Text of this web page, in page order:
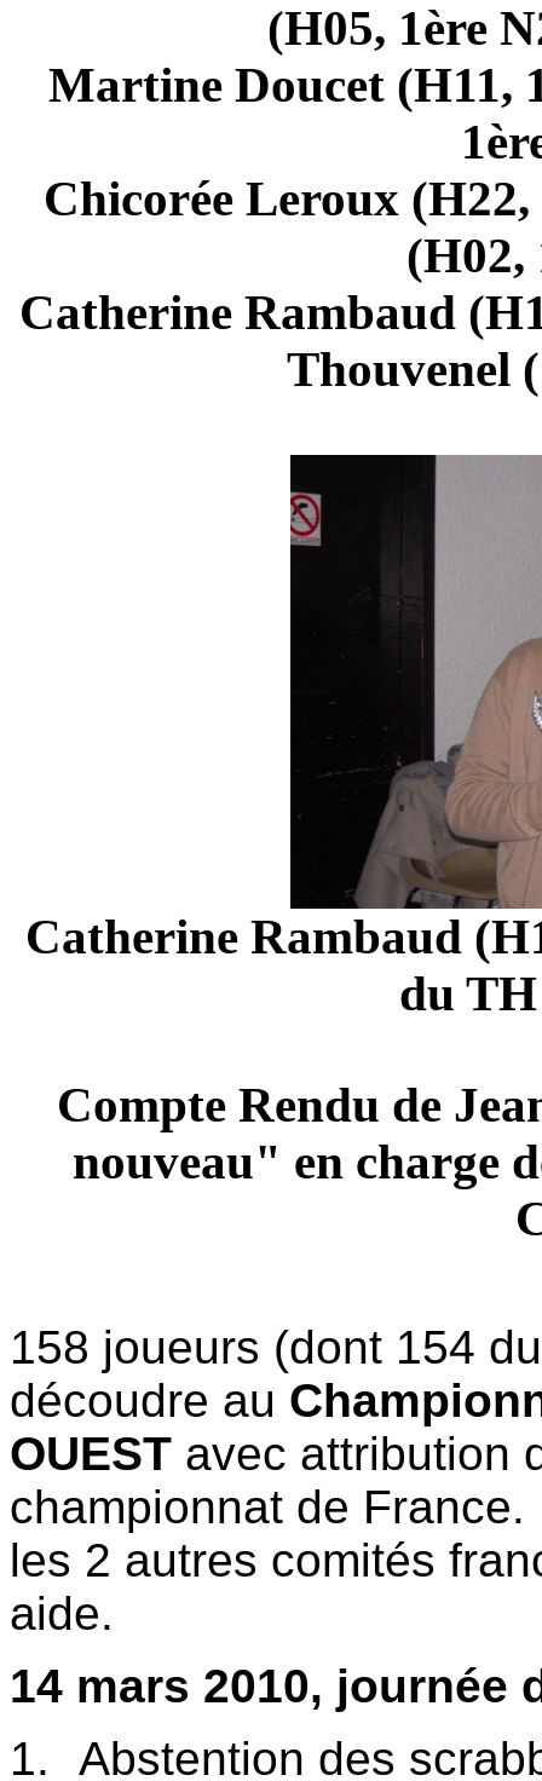
(H05, 1ère
Martine Doucet (H11,
Chicorée Leroux
(H02,
Catherine Rambaud
Thouvenel
Catherine Rambaud
du
Compte Rendu de
nouveau" en charge
158 joueurs (dont 154
découdre au
OUEST avec attribution
championnat de
les 2 autres comités
aide.
14 mars 2010,
1.
Abstention des